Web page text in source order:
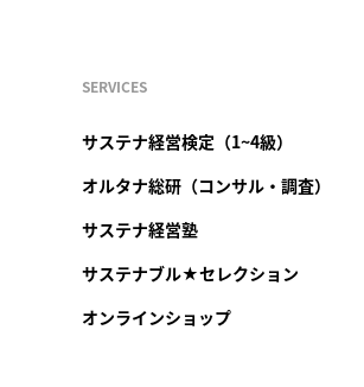
SERVICES
サステナ経営検定（1~4級）
オルタナ総研（コンサル・調査）
サステナ経営塾
サステナブル★セレクション
オンラインショップ